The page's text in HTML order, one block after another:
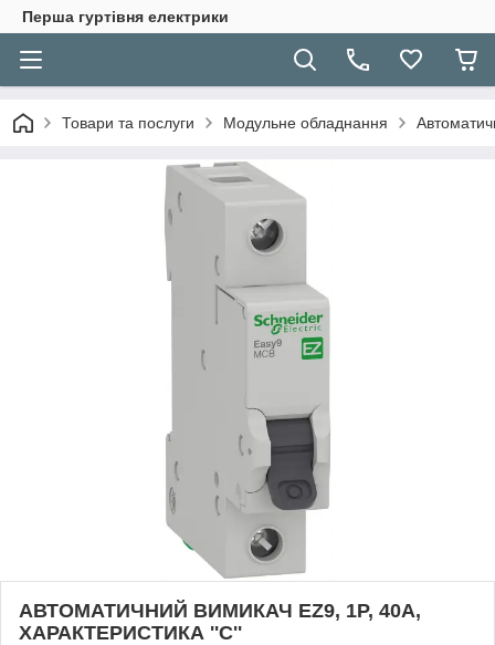
Перша гуртівня електрики
Товари та послуги Модульне обладнання
АВТОМАТИЧНИЙ ВИМИКАЧ EZ9, 1Р, 40А,
ХАРАКТЕРИСТИКА ''С''